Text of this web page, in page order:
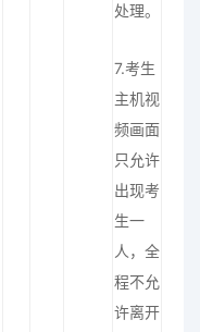
处理。
7.考生
主机视
频画面
只允许
出现考
生一
人，全
程不允
许离开